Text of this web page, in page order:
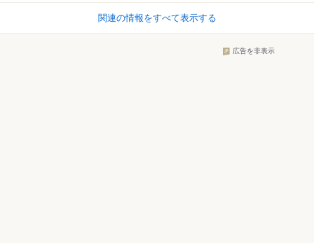
関連の情報をすべて表示する
広告を非表示